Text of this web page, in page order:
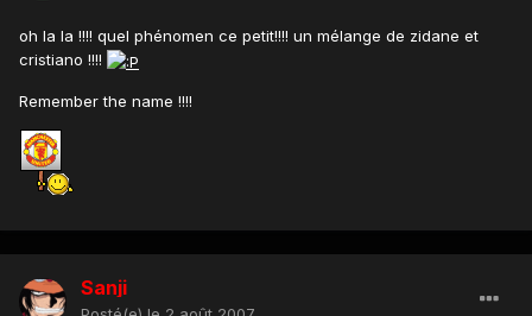
oh la la !!!! quel phénomen ce petit!!!! un mélange de zidane et
cristiano !!!!
Remember the name !!!!
Sanji